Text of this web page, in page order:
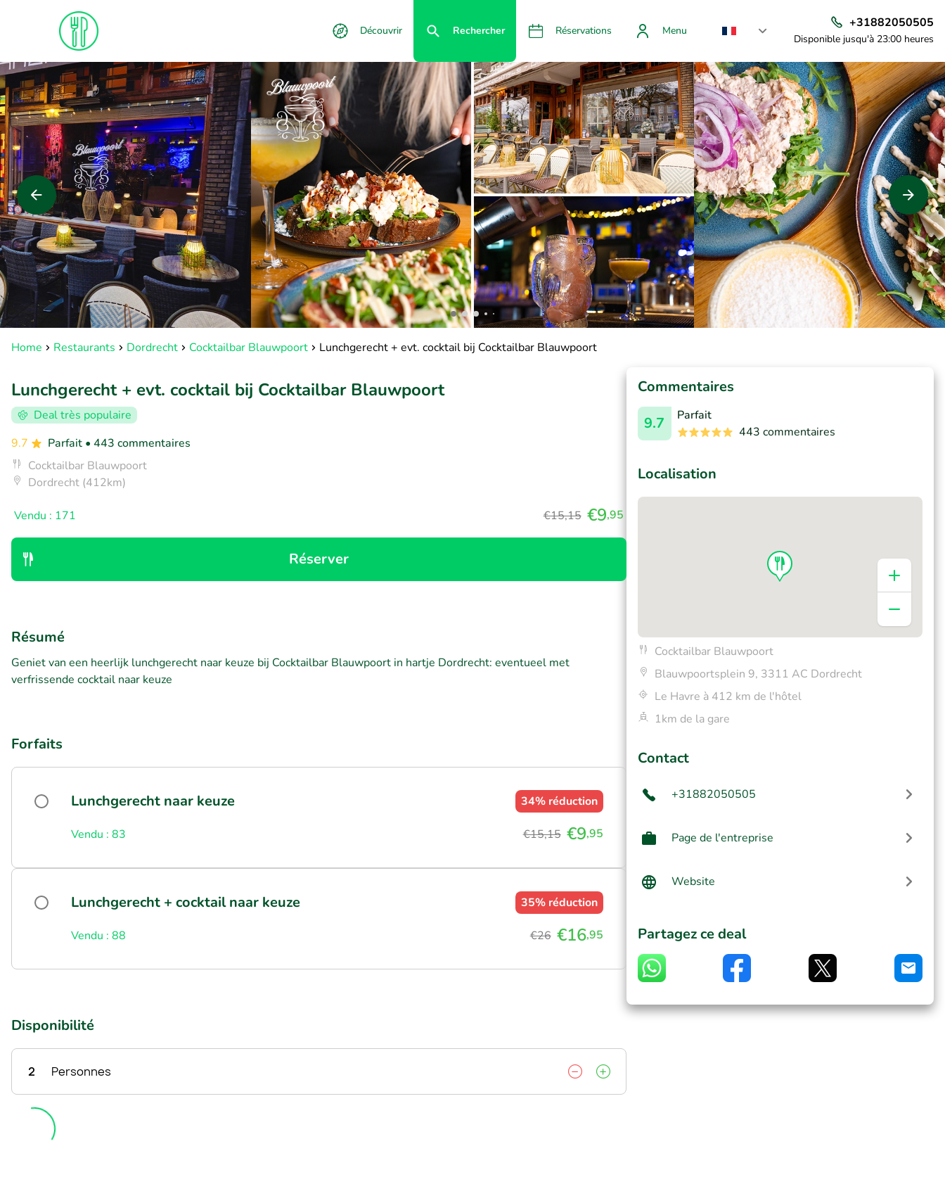
Découvrir Rechercher Réservations Menu
+31882050505
Disponible jusqu'à 23:00 heures
Home Restaurants Dordrecht Cocktailbar Blauwpoort Lunchgerecht + evt. cocktail bij Cocktailbar Blauwpoort
Lunchgerecht + evt. cocktail bij Cocktailbar Blauwpoort
Deal très populaire
9.7
Parfait • 443 commentaires
Cocktailbar Blauwpoort
Dordrecht (412km)
Vendu : 171 €15,15 €9,95
Réserver
Résumé
Geniet van een heerlijk lunchgerecht naar keuze bij Cocktailbar Blauwpoort in hartje Dordrecht: eventueel met
verfrissende cocktail naar keuze
Forfaits
Lunchgerecht naar keuze 34% réduction
Vendu : 83 €15,15 €9,95
Lunchgerecht + cocktail naar keuze 35% réduction
Vendu : 88 €26 €16,95
Disponibilité
2 Personnes
Commentaires
9.7
Parfait
443 commentaires
Localisation
Cocktailbar Blauwpoort
Blauwpoortsplein 9, 3311 AC Dordrecht
Le Havre à 412 km de l'hôtel
1km de la gare
Contact
+31882050505
Page de l'entreprise
Website
Partagez ce deal